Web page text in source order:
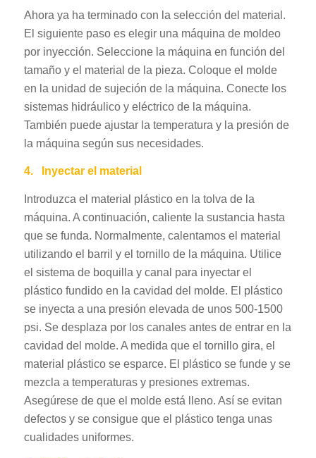
Ahora ya ha terminado con la selección del material.
El siguiente paso es elegir una máquina de moldeo
por inyección. Seleccione la máquina en función del
tamaño y el material de la pieza. Coloque el molde
en la unidad de sujeción de la máquina. Conecte los
sistemas hidráulico y eléctrico de la máquina.
También puede ajustar la temperatura y la presión de
la máquina según sus necesidades.
4. Inyectar el material
Introduzca el material plástico en la tolva de la
máquina. A continuación, caliente la sustancia hasta
que se funda. Normalmente, calentamos el material
utilizando el barril y el tornillo de la máquina. Utilice
el sistema de boquilla y canal para inyectar el
plástico fundido en la cavidad del molde. El plástico
se inyecta a una presión elevada de unos 500-1500
psi. Se desplaza por los canales antes de entrar en la
cavidad del molde. A medida que el tornillo gira, el
material plástico se esparce. El plástico se funde y se
mezcla a temperaturas y presiones extremas.
Asegúrese de que el molde está lleno. Así se evitan
defectos y se consigue que el plástico tenga unas
cualidades uniformes.